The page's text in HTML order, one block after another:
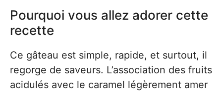
Pourquoi vous allez adorer cette
recette
Ce gâteau est simple, rapide, et surtout, il
regorge de saveurs. L’association des fruits
acidulés avec le caramel légèrement amer